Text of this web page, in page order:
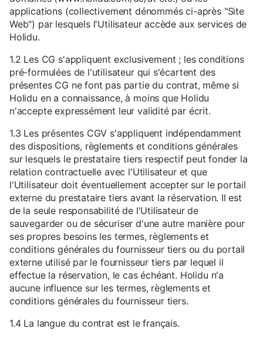
applications (collectivement dénommés ci-après "Site
Web") par lesquels l'Utilisateur accède aux services de
Holidu.
1.2 Les CG s'appliquent exclusivement ; les conditions
pré-formulées de l'utilisateur qui s'écartent des
présentes CG ne font pas partie du contrat, même si
Holidu en a connaissance, à moins que Holidu
n'accepte expressément leur validité par écrit.
1.3 Les présentes CGV s'appliquent indépendamment
des dispositions, règlements et conditions générales
sur lesquels le prestataire tiers respectif peut fonder la
relation contractuelle avec l'Utilisateur et que
l'Utilisateur doit éventuellement accepter sur le portail
externe du prestataire tiers avant la réservation. Il est
de la seule responsabilité de l'Utilisateur de
sauvegarder ou de sécuriser d'une autre manière pour
ses propres besoins les termes, règlements et
conditions générales du fournisseur tiers ou du portail
externe utilisé par le fournisseur tiers par lequel il
effectue la réservation, le cas échéant. Holidu n'a
aucune influence sur les termes, règlements et
conditions générales du fournisseur tiers.
1.4 La langue du contrat est le français.